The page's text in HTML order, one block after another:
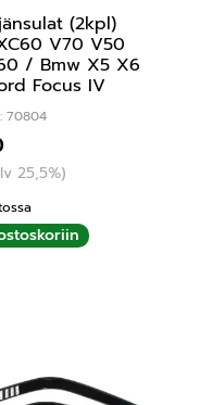
(2kpl)
V70 V50
/ Bmw X5 X6
Focus IV
70804
25,5%)